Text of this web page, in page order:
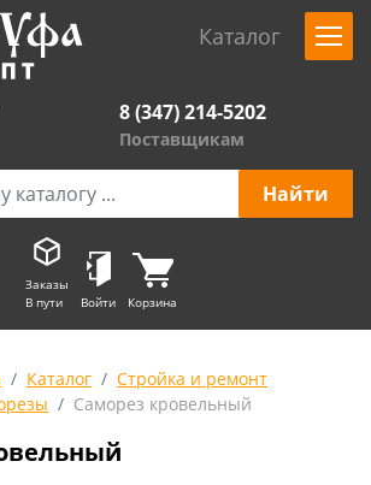
Каталог
8 (347) 214-5202
Поставщикам
Заказы
В пути
Войти Корзина
Каталог
Стройка и ремонт
Саморез кровельный